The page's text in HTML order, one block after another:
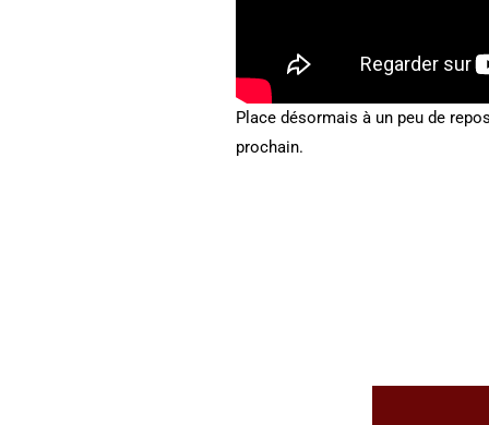
Place désormais à un peu de
prochain.